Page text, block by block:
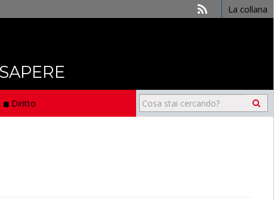
La collana
Diritto